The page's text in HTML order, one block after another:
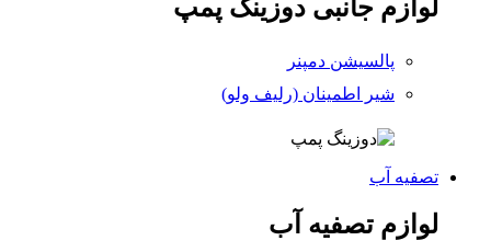
لوازم جانبی دوزینگ پمپ
پالسیشن دمپنر
شیر اطمینان (رلیف ولو)
تصفیه آب
لوازم تصفیه آب